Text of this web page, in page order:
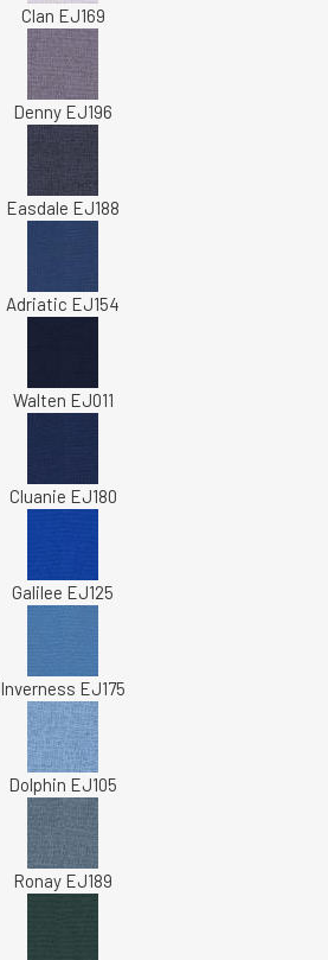
Clan EJ169
Denny EJ196
Easdale EJ188
Adriatic EJ154
Walten EJ011
Cluanie EJ180
Galilee EJ125
Inverness EJ175
Dolphin EJ105
Ronay EJ189